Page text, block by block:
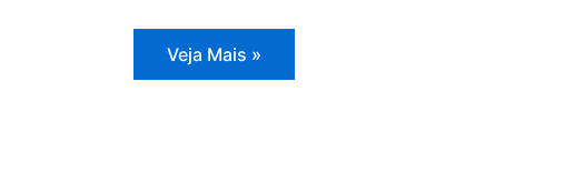
Assistência
Técnica
Veja Mais »